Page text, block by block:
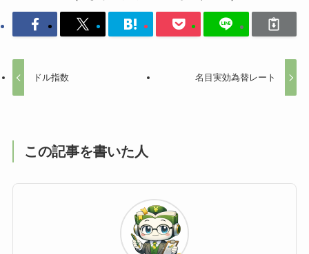
ドル指数 名目実効為替レート
この記事を書いた人